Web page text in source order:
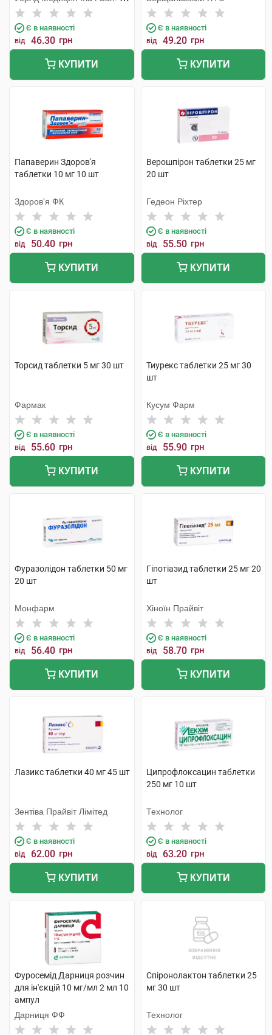
Тідж
Є в наявності
від 46.30 грн
КУПИТИ
Є в наявності
від 49.20 грн
КУПИТИ
Папаверин Здоров'я
таблетки 10 мг 10 шт
Здоров'я ФК
Є в наявності
від 50.40 грн
КУПИТИ
Верошпірон таблетки 25 мг
20 шт
Гедеон Ріхтер
Є в наявності
від 55.50 грн
КУПИТИ
Торсид таблетки 5 мг 30 шт
Фармак
Є в наявності
від 55.60 грн
КУПИТИ
Тиурекс таблетки 25 мг 30
шт
Кусум Фарм
Є в наявності
від 55.90 грн
КУПИТИ
Фуразолідон таблетки 50 мг
20 шт
Монфарм
Є в наявності
від 56.40 грн
КУПИТИ
Гіпотіазид таблетки 25 мг 20
шт
Хіноїн Прайвіт
Є в наявності
від 58.70 грн
КУПИТИ
Лазикс таблетки 40 мг 45 шт
Зентіва Прайвіт Лімітед
Є в наявності
від 62.00 грн
КУПИТИ
Ципрофлоксацин таблетки
250 мг 10 шт
Технолог
Є в наявності
від 63.20 грн
КУПИТИ
Фуросемід Дарниця розчин
для ін'єкцій 10 мг/мл 2 мл 10
ампул
Дарниця ФФ
Спіронолактон таблетки 25
мг 30 шт
Технолог